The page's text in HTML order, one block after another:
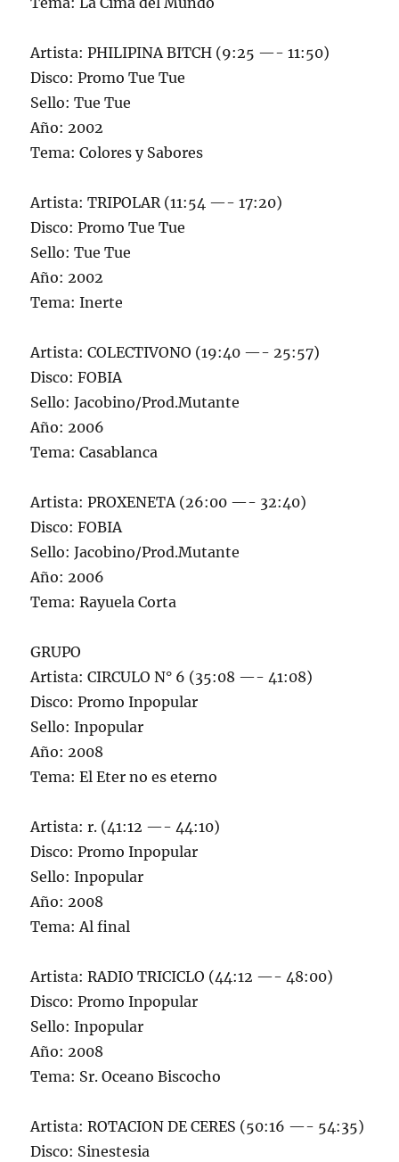
Artista: PHILIPINA BITCH (9:25 —- 11:50)
Disco: Promo Tue Tue
Sello: Tue Tue
Año: 2002
Tema: Colores y Sabores
Artista: TRIPOLAR (11:54 —- 17:20)
Disco: Promo Tue Tue
Sello: Tue Tue
Año: 2002
Tema: Inerte
Artista: COLECTIVONO (19:40 —- 25:57)
Disco: FOBIA
Sello: Jacobino/Prod.Mutante
Año: 2006
Tema: Casablanca
Artista: PROXENETA (26:00 —- 32:40)
Disco: FOBIA
Sello: Jacobino/Prod.Mutante
Año: 2006
Tema: Rayuela Corta
GRUPO
Artista: CIRCULO N° 6 (35:08 —- 41:08)
Disco: Promo Inpopular
Sello: Inpopular
Año: 2008
Tema: El Eter no es eterno
Artista: r. (41:12 —- 44:10)
Disco: Promo Inpopular
Sello: Inpopular
Año: 2008
Tema: Al final
Artista: RADIO TRICICLO (44:12 —- 48:00)
Disco: Promo Inpopular
Sello: Inpopular
Año: 2008
Tema: Sr. Oceano Biscocho
Artista: ROTACION DE CERES (50:16 —- 54:35)
Disco: Sinestesia